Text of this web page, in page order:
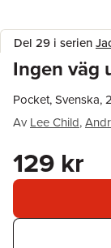
Del 29 i serien
Ingen väg
Pocket, Svenska,
Av Lee Child,
129 kr